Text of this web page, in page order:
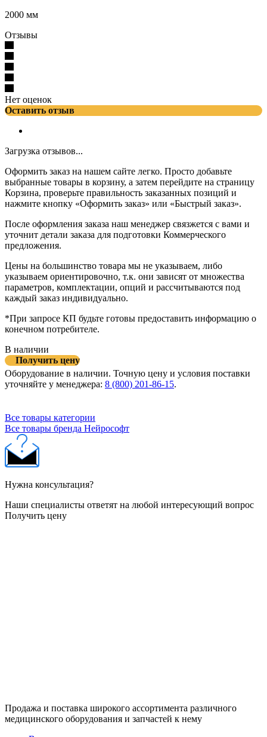
2000 мм
Отзывы
Нет оценок
Оставить отзыв
Загрузка отзывов...
Оформить заказ на нашем сайте легко. Просто добавьте
выбранные товары в корзину, а затем перейдите на страницу
Корзина, проверьте правильность заказанных позиций и
нажмите кнопку «Оформить заказ» или «Быстрый заказ».
После оформления заказа наш менеджер связжется с вами и
уточнит детали заказа для подготовки Коммерческого
предложения.
Цены на большинство товара мы не указываем, либо
указываем ориентировочно, т.к. они зависят от множества
параметров, комплектации, опций и рассчитываются под
каждый заказ индивидуально.
*При запросе КП будьте готовы предоставить информацию о
конечном потребителе.
В наличии
Получить цену
Оборудование в наличии. Точную цену и условия поставки
уточняйте у менеджера: 8 (800) 201-86-15.
Все товары категории
Все товары бренда Нейрософт
Нужна консультация?
Наши специалисты ответят на любой интересующий вопрос
Получить цену
Продажа и поставка широкого ассортимента различного
медицинского оборудования и запчастей к нему